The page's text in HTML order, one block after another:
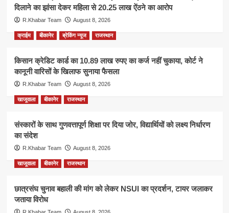
दिलाने का झांसा देकर महिला से 20.25 लाख ऐंठने का आरोप
R.Khabar Team August 8, 2026
क्राईम बीकानेर ब्रेकिंग न्यूज राजस्थान
किसान क्रेडिट कार्ड का 10.89 लाख रुपए का कर्ज नहीं चुकाया, कोर्ट ने
कानूनी वारिसों के खिलाफ सुनाया फैसला
R.Khabar Team August 8, 2026
खाजूवाला बीकानेर राजस्थान
संस्कारों के साथ गुणवत्तापूर्ण शिक्षा पर दिया जोर, विद्यार्थियों को लक्ष्य निर्धारण
का संदेश
R.Khabar Team August 8, 2026
खाजूवाला बीकानेर राजस्थान
छात्रसंघ चुनाव बहाली की मांग को लेकर NSUI का प्रदर्शन, टायर जलाकर
जताया विरोध